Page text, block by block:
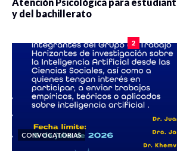
y del bachillerato
2
CONVOCATORIAS